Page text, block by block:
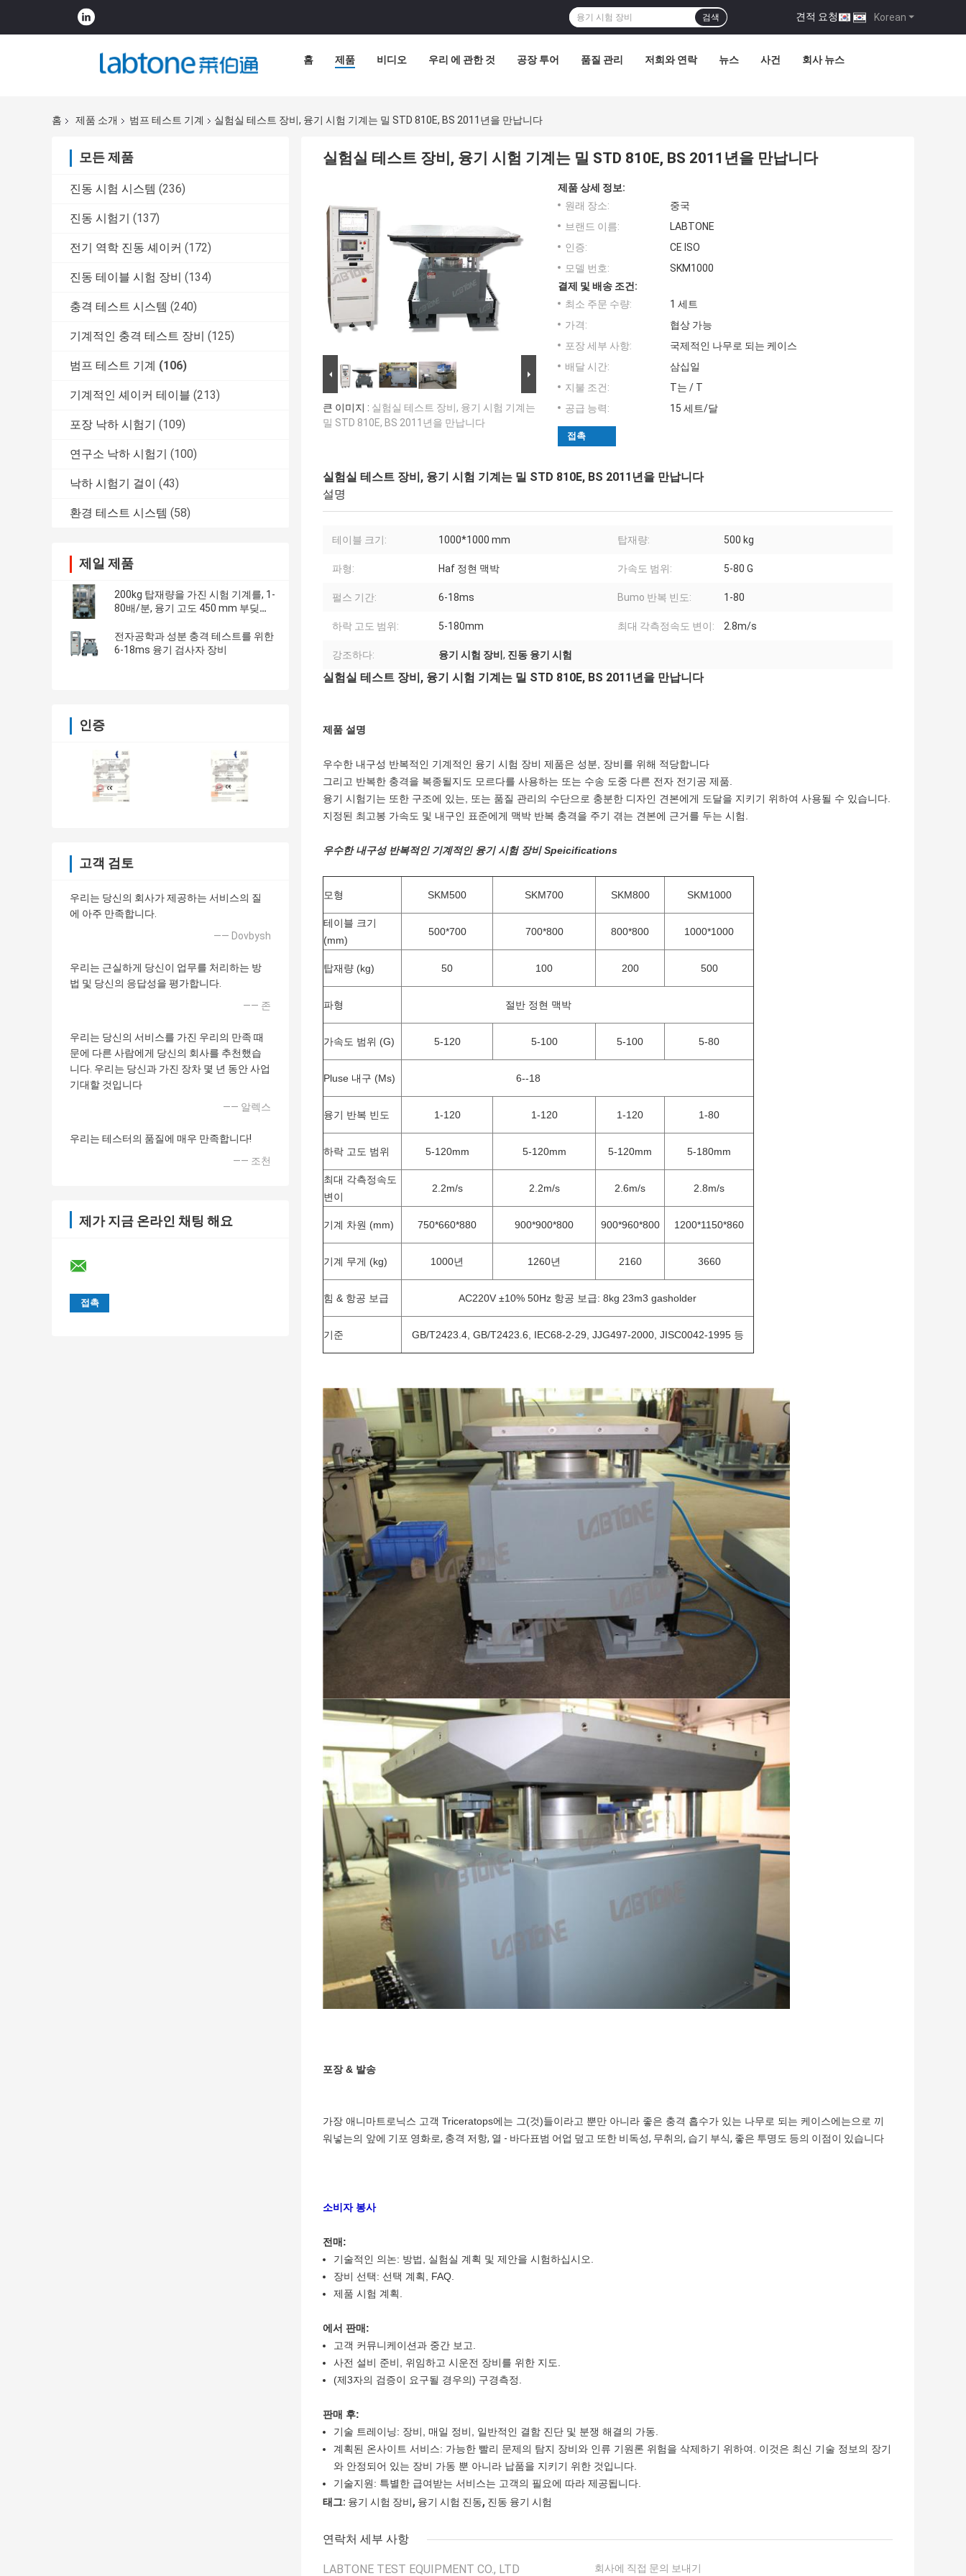
Korean
견적 요청 |
검색
홈 제품 비디오 우리 에 관한 것 공장 투어 품질 관리 저희와 연락 뉴스 사건 회사 뉴스
홈 제품 소개 범프 테스트 기계 실험실 테스트 장비, 융기 시험 기계는 밀 STD 810E, BS 2011년을 만납니다
모든 제품
진동 시험 시스템 (236)
진동 시험기 (137)
전기 역학 진동 셰이커 (172)
진동 테이블 시험 장비 (134)
충격 테스트 시스템 (240)
기계적인 충격 테스트 장비 (125)
범프 테스트 기계 (106)
기계적인 셰이커 테이블 (213)
포장 낙하 시험기 (109)
연구소 낙하 시험기 (100)
낙하 시험기 걸이 (43)
환경 테스트 시스템 (58)
제일 제품
200kg 탑재량을 가진 시험 기계를, 1-
80배/분, 융기 고도 450 mm 부딪치
전자공학과 성분 충격 테스트를 위한
6-18ms 융기 검사자 장비
인증
고객 검토
우리는 당신의 회사가 제공하는 서비스의 질
에 아주 만족합니다.
—— Dovbysh
우리는 근실하게 당신이 업무를 처리하는 방
법 및 당신의 응답성을 평가합니다.
—— 존
우리는 당신의 서비스를 가진 우리의 만족 때
문에 다른 사람에게 당신의 회사를 추천했습
니다. 우리는 당신과 가진 장차 몇 년 동안 사업
기대할 것입니다
—— 알렉스
우리는 테스터의 품질에 매우 만족합니다!
—— 조천
제가 지금 온라인 채팅 해요
실험실 테스트 장비, 융기 시험 기계는 밀 STD 810E, BS 2011년을 만납니다
큰 이미지 : 실험실 테스트 장비, 융기 시험 기계는
밀 STD 810E, BS 2011년을 만납니다
제품 상세 정보:
원래 장소:
중국
브랜드 이름:
LABTONE
인증:
CE ISO
모델 번호:
SKM1000
결제 및 배송 조건:
최소 주문 수량:
1 세트
가격:
협상 가능
포장 세부 사항:
국제적인 나무로 되는 케이스
배달 시간:
삼십일
지불 조건:
T는 / T
공급 능력:
15 세트/달
접촉
실험실 테스트 장비, 융기 시험 기계는 밀 STD 810E, BS 2011년을 만납니다
설명
테이블 크기: 1000*1000 mm 탑재량: 500 kg
파형: Haf 정현 맥박 가속도 범위: 5-80 G
펄스 기간: 6-18ms Bumo 반복 빈도: 1-80
하락 고도 범위: 5-180mm 최대 각측정속도 변이: 2.8m/s
강조하다: 융기 시험 장비 , 진동 융기 시험
실험실 테스트 장비, 융기 시험 기계는 밀 STD 810E, BS 2011년을 만납니다
제품 설명
우수한 내구성 반복적인 기계적인 융기 시험 장비 제품은 성분, 장비를 위해 적당합니다
그리고 반복한 충격을 복종될지도 모르다를 사용하는 또는 수송 도중 다른 전자 전기공 제품.
융기 시험기는 또한 구조에 있는, 또는 품질 관리의 수단으로 충분한 디자인 견본에게 도달을 지키기 위하여 사용될 수 있습니다.
지정된 최고봉 가속도 및 내구인 표준에게 맥박 반복 충격을 주기 겪는 견본에 근거를 두는 시험.
우수한 내구성 반복적인 기계적인 융기 시험 장비 Speicifications
모형 SKM500 SKM700 SKM800 SKM1000
테이블 크기
(mm)
500*700 700*800 800*800 1000*1000
탑재량 (kg) 50 100 200 500
파형 절반 정현 맥박
가속도 범위 (G) 5-120 5-100 5-100 5-80
Pluse 내구 (Ms) 6--18
융기 반복 빈도 1-120 1-120 1-120 1-80
하락 고도 범위 5-120mm 5-120mm 5-120mm 5-180mm
최대 각측정속도
변이
2.2m/s 2.2m/s 2.6m/s 2.8m/s
기계 차원 (mm) 750*660*880 900*900*800 900*960*800 1200*1150*860
기계 무게 (kg) 1000년 1260년 2160 3660
힘 & 항공 보급 AC220V ±10% 50Hz 항공 보급: 8kg 23m3 gasholder
기준 GB/T2423.4, GB/T2423.6, IEC68-2-29, JJG497-2000, JISC0042-1995 등
포장 & 발송
가장 애니마트로닉스 고객 Triceratops에는 그(것)들이라고 뿐만 아니라 좋은 충격 흡수가 있는 나무로 되는 케이스에는으로 끼
워넣는의 앞에 기포 영화로, 충격 저항, 열 - 바다표범 어업 덮고 또한 비독성, 무취의, 습기 부식, 좋은 투명도 등의 이점이 있습니다
소비자 봉사
전매:
기술적인 의논: 방법, 실험실 계획 및 제안을 시험하십시오.
장비 선택: 선택 계획, FAQ.
제품 시험 계획.
에서 판매:
고객 커뮤니케이션과 중간 보고.
사전 설비 준비, 위임하고 시운전 장비를 위한 지도.
(제3자의 검증이 요구될 경우의) 구경측정.
판매 후:
기술 트레이닝: 장비, 매일 정비, 일반적인 결함 진단 및 분쟁 해결의 가동.
계획된 온사이트 서비스: 가능한 빨리 문제의 탐지 장비와 인류 기원론 위험을 삭제하기 위하여. 이것은 최신 기술 정보의 장기
와 안정되어 있는 장비 가동 뿐 아니라 납품을 지키기 위한 것입니다.
기술지원: 특별한 급여받는 서비스는 고객의 필요에 따라 제공됩니다.
태그: 융기 시험 장비, 융기 시험 진동, 진동 융기 시험
연락처 세부 사항
LABTONE TEST EQUIPMENT CO., LTD 회사에 직접 문의 보내기